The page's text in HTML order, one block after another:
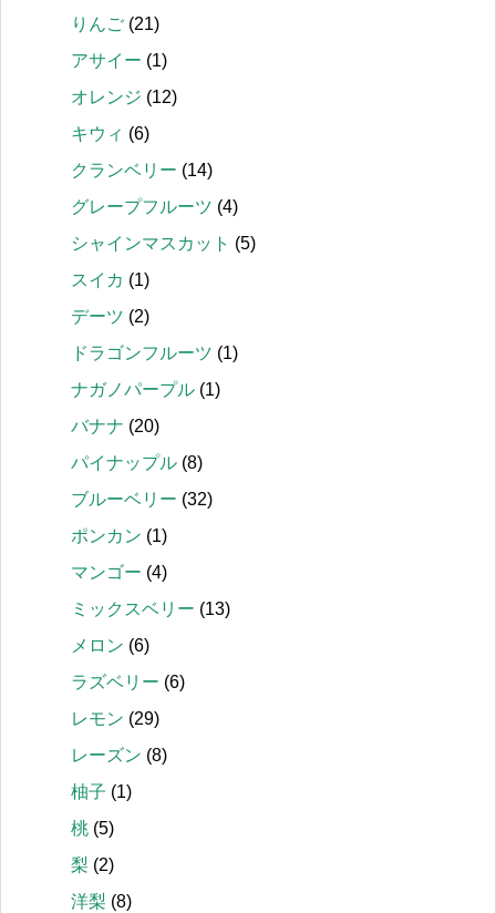
りんご (21)
アサイー (1)
オレンジ (12)
キウィ (6)
クランベリー (14)
グレープフルーツ (4)
シャインマスカット (5)
スイカ (1)
デーツ (2)
ドラゴンフルーツ (1)
ナガノパープル (1)
バナナ (20)
パイナップル (8)
ブルーベリー (32)
ポンカン (1)
マンゴー (4)
ミックスベリー (13)
メロン (6)
ラズベリー (6)
レモン (29)
レーズン (8)
柚子 (1)
桃 (5)
梨 (2)
洋梨 (8)